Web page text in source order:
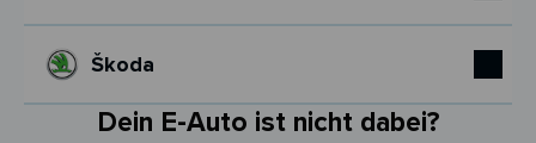
Škoda
Dein E-Auto ist nicht dabei?